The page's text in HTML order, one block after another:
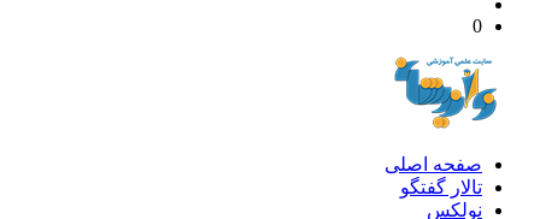
صفحه اصلی
تالار گفتگو
نولکس